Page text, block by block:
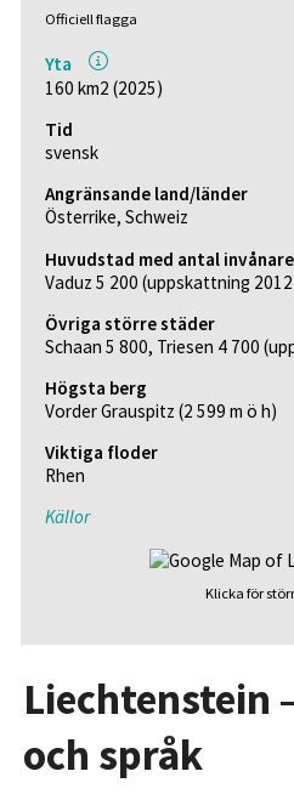
Officiell flagga
Yta
160 km2 (2025)
Tid
svensk
Angränsande land/länder
Österrike, Schweiz
Huvudstad med antal invånare
Vaduz 5 200 (uppskattning
Övriga större städer
Schaan 5 800, Triesen 4 700
Högsta berg
Vorder Grauspitz (2 599 m ö h)
Viktiga floder
Rhen
Källor
Klicka för
Liechtenstein
och språk